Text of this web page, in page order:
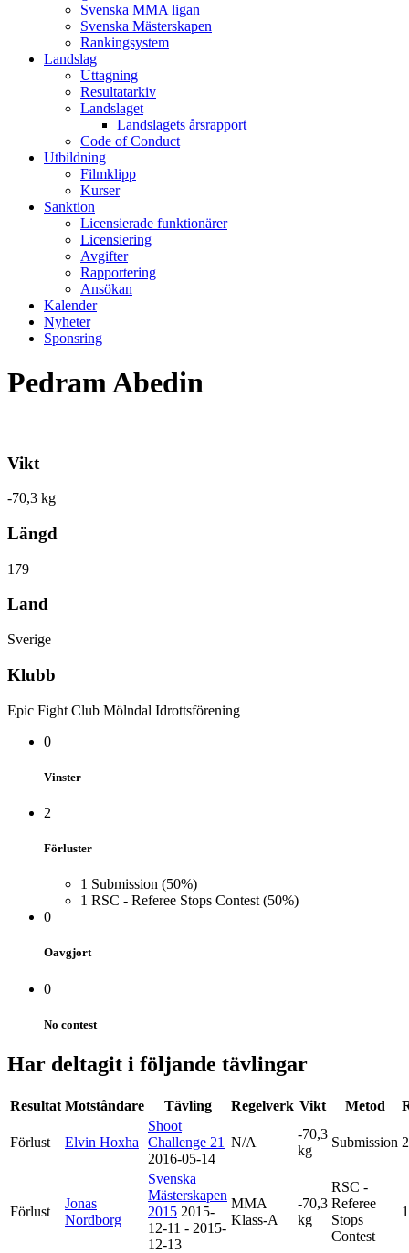
Svenska MMA ligan
Svenska Mästerskapen
Rankingsystem
Landslag
Uttagning
Resultatarkiv
Landslaget
Landslagets årsrapport
Code of Conduct
Utbildning
Filmklipp
Kurser
Sanktion
Licensierade funktionärer
Licensiering
Avgifter
Rapportering
Ansökan
Kalender
Nyheter
Sponsring
Pedram Abedin
Vikt
-70,3 kg
Längd
179
Land
Sverige
Klubb
Epic Fight Club Mölndal Idrottsförening
0
Vinster
2
Förluster
1 Submission (50%)
1 RSC - Referee Stops Contest (50%)
0
Oavgjort
0
No contest
Har deltagit i följande tävlingar
Resultat Motståndare Tävling Regelverk Vikt Metod
Förlust Elvin Hoxha
Shoot
Challenge 21
2016-05-14
N/A
-70,3
kg
Submission 2
Förlust
Jonas
Nordborg
Svenska
Mästerskapen
2015 2015-
12-11 - 2015-
12-13
MMA
Klass-A
-70,3
kg
RSC -
Referee
Stops
Contest
1